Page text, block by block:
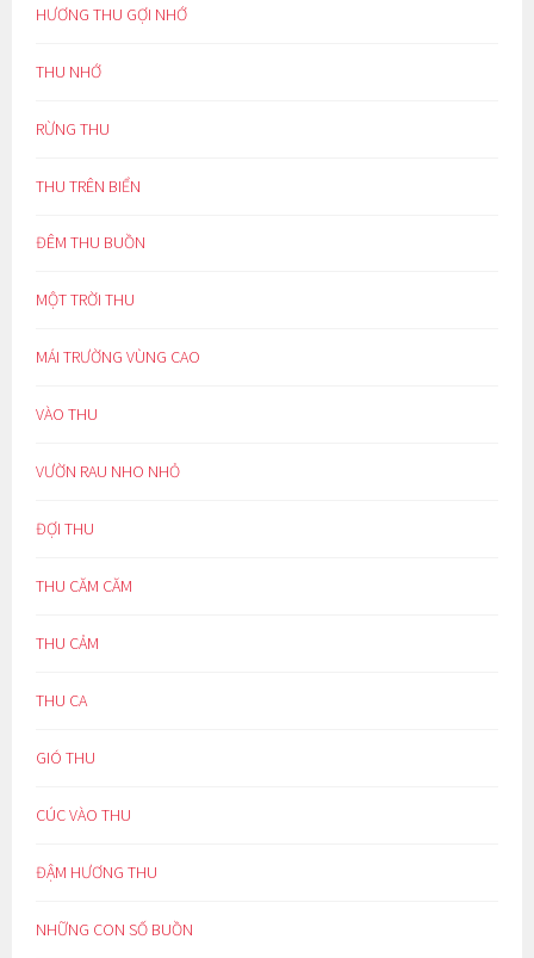
HƯƠNG THU GỢI NHỚ
THU NHỚ
RỪNG THU
THU TRÊN BIỂN
ĐÊM THU BUỒN
MỘT TRỜI THU
MÁI TRƯỜNG VÙNG CAO
VÀO THU
VƯỜN RAU NHO NHỎ
ĐỢI THU
THU CĂM CĂM
THU CẢM
THU CA
GIÓ THU
CÚC VÀO THU
ĐẬM HƯƠNG THU
NHỮNG CON SỐ BUỒN